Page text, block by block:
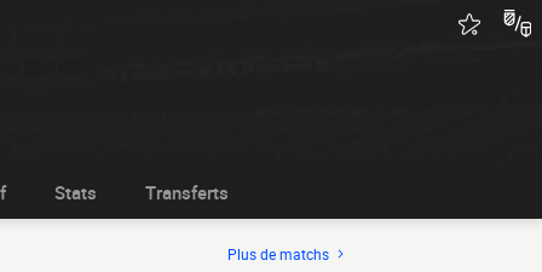
Stats Transferts
Plus de matchs